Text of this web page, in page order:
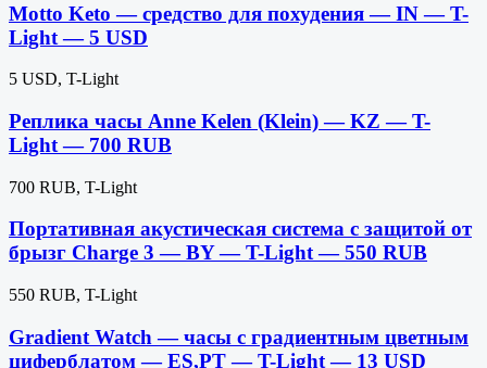
Motto Keto — средство для похудения — IN — T-
Light — 5 USD
5 USD, T-Light
Реплика часы Anne Kelen (Klein) — KZ — T-
Light — 700 RUB
700 RUB, T-Light
Портативная акустическая система с защитой от
брызг Charge 3 — BY — T-Light — 550 RUB
550 RUB, T-Light
Gradient Watch — часы с градиентным цветным
циферблатом — ES,PT — T-Light — 13 USD